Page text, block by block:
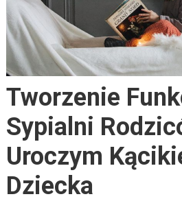
Tworzenie
Sypialni
Uroczym
Dziecka